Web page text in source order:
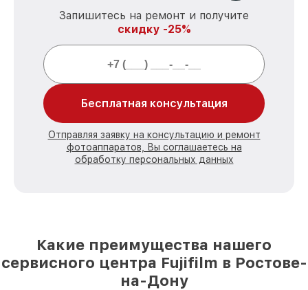
Запишитесь на ремонт и получите
скидку -25%
Бесплатная консультация
Отправляя заявку на консультацию и ремонт
фотоаппаратов, Вы соглашаетесь на
обработку персональных данных
Какие преимущества нашего
сервисного центра Fujifilm в Ростове-
на-Дону